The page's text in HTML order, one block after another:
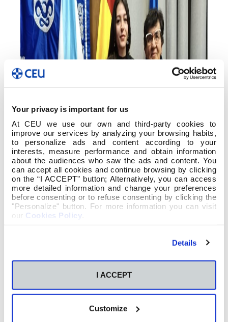
Your privacy is important for us
At CEU we use our own and third-party cookies to
improve our services by analyzing your browsing habits,
to personalize ads and content according to your
interests, measure performance and obtain information
about the audiences who saw the ads and content. You
can accept all cookies and continue browsing by clicking
on the “I ACCEPT” button; Alternatively, you can access
more detailed information and change your preferences
before consenting or to refuse consenting by clicking the
"Personalize" button. For more information you can visit
our Cookies Policy
Details
I ACCEPT
Customize